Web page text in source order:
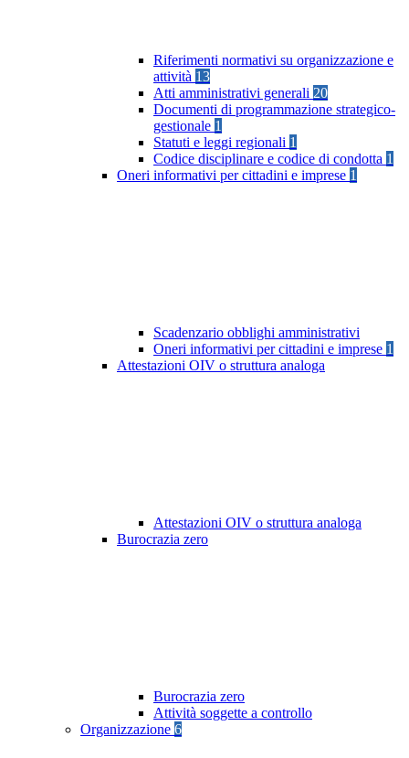
Riferimenti normativi su organizzazione e
attività 13
Atti amministrativi generali 20
Documenti di programmazione strategico-
gestionale 1
Statuti e leggi regionali 1
Codice disciplinare e codice di condotta 1
Oneri informativi per cittadini e imprese 1
Scadenzario obblighi amministrativi
Oneri informativi per cittadini e imprese 1
Attestazioni OIV o struttura analoga
Attestazioni OIV o struttura analoga
Burocrazia zero
Burocrazia zero
Attività soggette a controllo
Organizzazione 6